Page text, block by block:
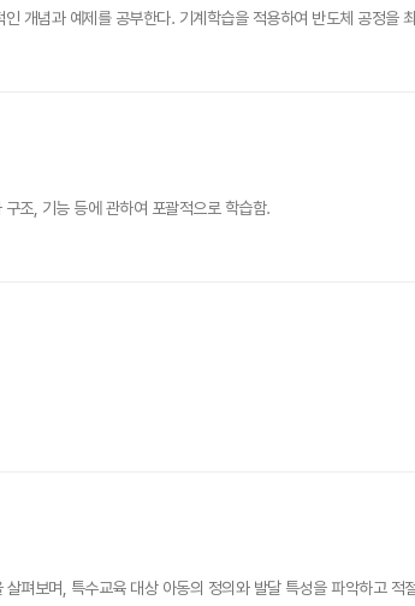
개념과 예제를 공부한다. 기계학습을 적용하여 반도체 공정을
조, 기능 등에 관하여 포괄적으로 학습함.
펴보며, 특수교육 대상 아동의 정의와 발달 특성을 파악하고 적